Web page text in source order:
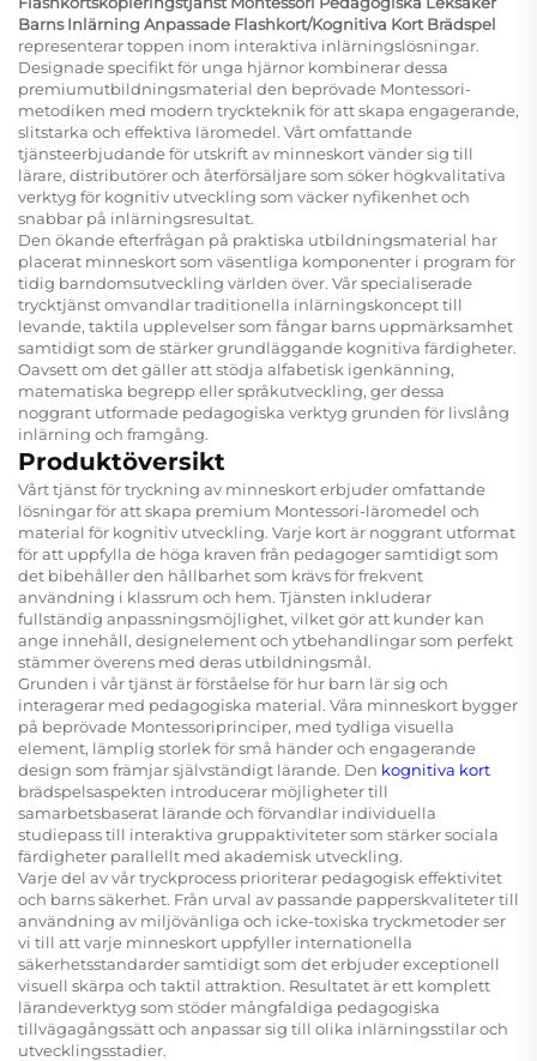
Barns Inlärning Anpassade Flashkort/Kognitiva Kort Brädspel
representerar toppen inom interaktiva inlärningslösningar.
Designade specifikt för unga hjärnor kombinerar dessa
premiumutbildningsmaterial den beprövade Montessori-
metodiken med modern tryckteknik för att skapa engagerande,
slitstarka och effektiva läromedel. Vårt omfattande
tjänsteerbjudande för utskrift av minneskort vänder sig till
lärare, distributörer och återförsäljare som söker högkvalitativa
verktyg för kognitiv utveckling som väcker nyfikenhet och
snabbar på inlärningsresultat.
Den ökande efterfrågan på praktiska utbildningsmaterial har
placerat minneskort som väsentliga komponenter i program för
tidig barndomsutveckling världen över. Vår specialiserade
trycktjänst omvandlar traditionella inlärningskoncept till
levande, taktila upplevelser som fångar barns uppmärksamhet
samtidigt som de stärker grundläggande kognitiva färdigheter.
Oavsett om det gäller att stödja alfabetisk igenkänning,
matematiska begrepp eller språkutveckling, ger dessa
noggrant utformade pedagogiska verktyg grunden för livslång
inlärning och framgång.
Produktöversikt
Vårt tjänst för tryckning av minneskort erbjuder omfattande
lösningar för att skapa premium Montessori-läromedel och
material för kognitiv utveckling. Varje kort är noggrant utformat
för att uppfylla de höga kraven från pedagoger samtidigt som
det bibehåller den hållbarhet som krävs för frekvent
användning i klassrum och hem. Tjänsten inkluderar
fullständig anpassningsmöjlighet, vilket gör att kunder kan
ange innehåll, designelement och ytbehandlingar som perfekt
stämmer överens med deras utbildningsmål.
Grunden i vår tjänst är förståelse för hur barn lär sig och
interagerar med pedagogiska material. Våra minneskort bygger
på beprövade Montessoriprinciper, med tydliga visuella
element, lämplig storlek för små händer och engagerande
design som främjar självständigt lärande. Den kognitiva kort
brädspelsaspekten introducerar möjligheter till
samarbetsbaserat lärande och förvandlar individuella
studiepass till interaktiva gruppaktiviteter som stärker sociala
färdigheter parallellt med akademisk utveckling.
Varje del av vår tryckprocess prioriterar pedagogisk effektivitet
och barns säkerhet. Från urval av passande papperskvaliteter till
användning av miljövänliga och icke-toxiska tryckmetoder ser
vi till att varje minneskort uppfyller internationella
säkerhetsstandarder samtidigt som det erbjuder exceptionell
visuell skärpa och taktil attraktion. Resultatet är ett komplett
lärandeverktyg som stöder mångfaldiga pedagogiska
tillvägagångssätt och anpassar sig till olika inlärningsstilar och
utvecklingsstadier.